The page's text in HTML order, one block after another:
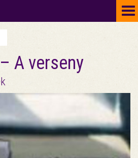
A verseny